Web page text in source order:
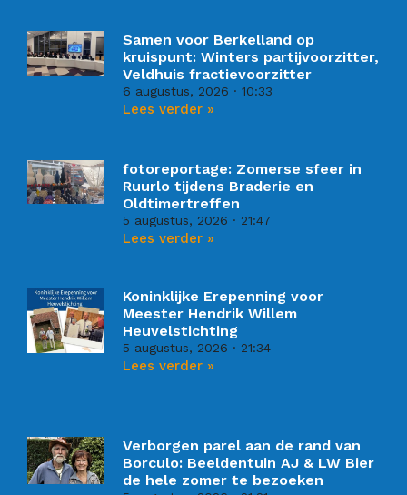
Samen voor Berkelland op
kruispunt: Winters partijvoorzitter,
Veldhuis fractievoorzitter
6 augustus, 2026 10:33
Lees verder »
fotoreportage: Zomerse sfeer in
Ruurlo tijdens Braderie en
Oldtimertreffen
5 augustus, 2026 21:47
Lees verder »
Koninklijke Erepenning voor
Meester Hendrik Willem
Heuvelstichting
5 augustus, 2026 21:34
Lees verder »
Verborgen parel aan de rand van
Borculo: Beeldentuin AJ & LW Bier
de hele zomer te bezoeken